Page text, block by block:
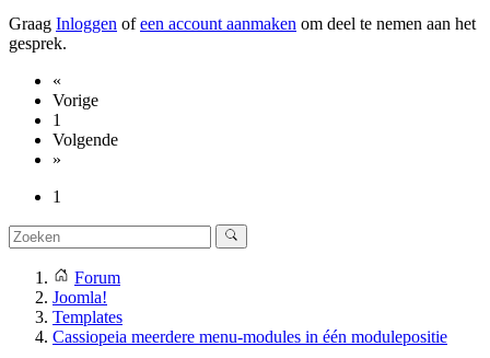
Graag Inloggen ofeen account aanmaken om deel te nemen aan het
gesprek.
«
Vorige
1
Volgende
»
1
Forum
Joomla!
Templates
Cassiopeia meerdere menu-modules in één modulepositie